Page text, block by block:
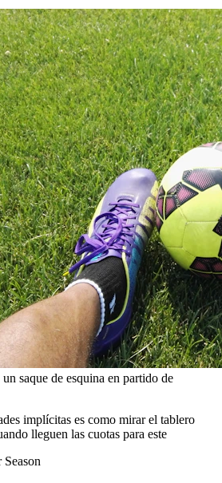
saque de esquina en partido de
implícitas es como mirar el tablero
lleguen las cuotas para este
Season